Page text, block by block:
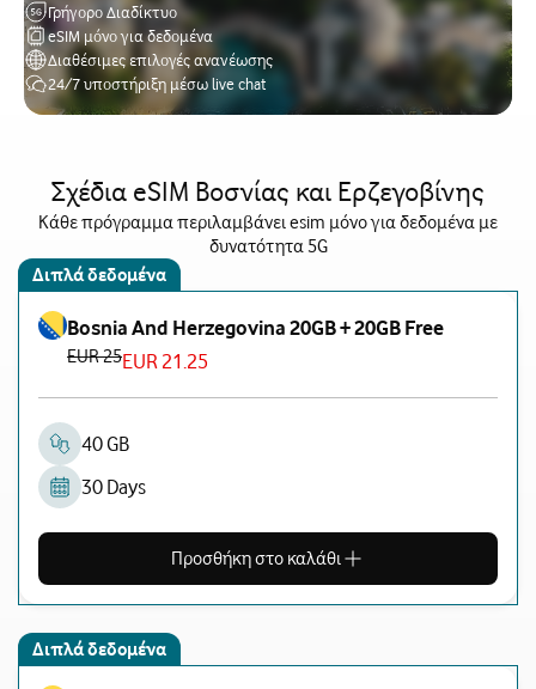
Γρήγορο Διαδίκτυο
eSIM μόνο για δεδομένα
Διαθέσιμες επιλογές ανανέωσης
24/7 υποστήριξη μέσω live chat
Σχέδια eSIM Βοσνίας και Ερζεγοβίνης
Κάθε πρόγραμμα περιλαμβάνει esim μόνο για δεδομένα με
δυνατότητα 5G
Διπλά δεδομένα
Bosnia And Herzegovina 20GB + 20GB Free
EUR 25EUR 21.25
40 GB
30 Days
Προσθήκη στο καλάθι
Διπλά δεδομένα